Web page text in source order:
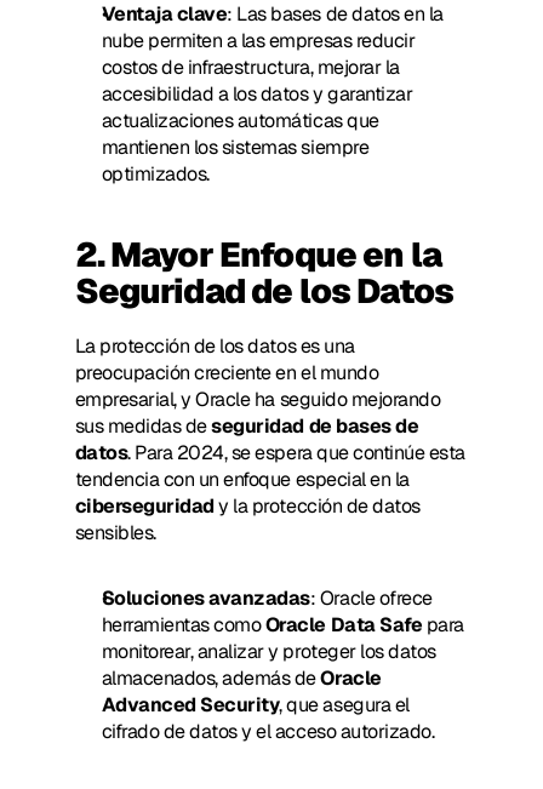
Ventaja clave: Las bases de datos en la
nube permiten a las empresas reducir
costos de infraestructura, mejorar la
accesibilidad a los datos y garantizar
actualizaciones automáticas que
mantienen los sistemas siempre
optimizados.
2. Mayor Enfoque en la
Seguridad de los Datos
La protección de los datos es una
preocupación creciente en el mundo
empresarial, y Oracle ha seguido mejorando
sus medidas de seguridad de bases de
datos. Para 2024, se espera que continúe esta
tendencia con un enfoque especial en la
ciberseguridad y la protección de datos
sensibles.
Soluciones avanzadas: Oracle ofrece
herramientas como Oracle Data Safe para
monitorear, analizar y proteger los datos
almacenados, además de Oracle
Advanced Security, que asegura el
cifrado de datos y el acceso autorizado.